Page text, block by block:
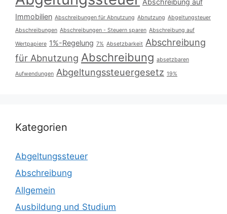
Immobilien Abschreibungen für Abnutzung Abnutzung Abgeltungsteuer
Abschreibungen Abschreibungen - Steuern sparen Abschreibung auf
Wertpapiere 1%-Regelung 7% Absetzbarkeit Abschreibung
für Abnutzung Abschreibung absetzbaren
Aufwendungen Abgeltungssteuergesetz 19%
Kategorien
Abgeltungssteuer
Abschreibung
Allgemein
Ausbildung und Studium